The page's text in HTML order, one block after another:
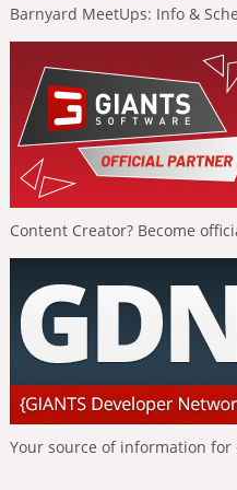
Barnyard MeetUps: Info &
Content Creator? Become
Your source of information